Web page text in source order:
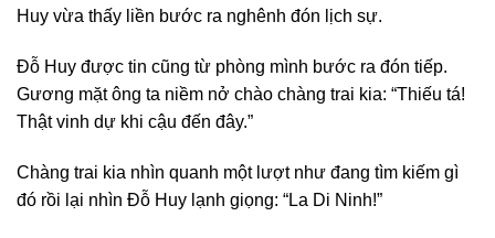
Huy vừa thấy liền bước ra nghênh đón lịch sự.
Đỗ Huy được tin cũng từ phòng mình bước ra đón tiếp.
Gương mặt ông ta niềm nở chào chàng trai kia: “Thiếu tá!
Thật vinh dự khi cậu đến đây.”
Chàng trai kia nhìn quanh một lượt như đang tìm kiếm gì
đó rồi lại nhìn Đỗ Huy lạnh giọng: “La Di Ninh!”